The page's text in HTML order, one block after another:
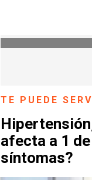
TE PUEDE
afecta a 1
síntomas?